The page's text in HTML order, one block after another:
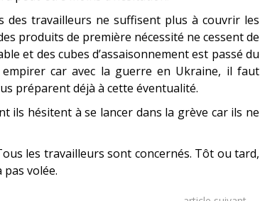
des travailleurs ne suffisent plus à couvrir les
produits de première nécessité ne cessent de
et des cubes d’assaisonnement est passé du
car avec la guerre en Ukraine, il faut
préparent déjà à cette éventualité.
ils hésitent à se lancer dans la grève car ils ne
les travailleurs sont concernés. Tôt ou tard,
volée.